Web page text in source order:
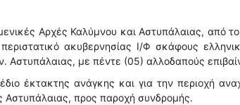
Αρχές Καλύμνου και Αστυπάλαιας, από το
ακυβερνησίας Ι/Φ σκάφους
Αστυπάλαιας, με πέντε (05) αλλοδαπούς
έκτακτης ανάγκης και για την περιοχή
Αστυπάλαιας, προς παροχή συνδρομής.